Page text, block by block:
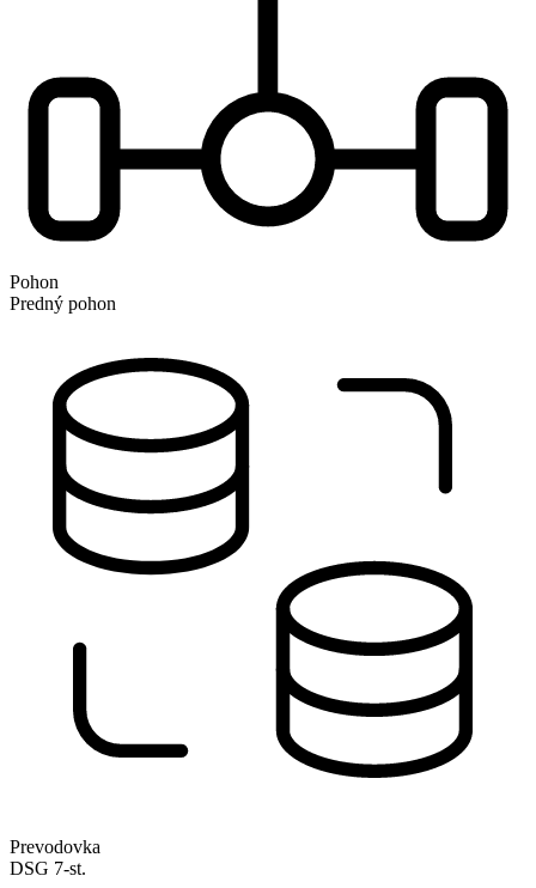
Pohon
Predný pohon
Prevodovka
DSG 7-st.